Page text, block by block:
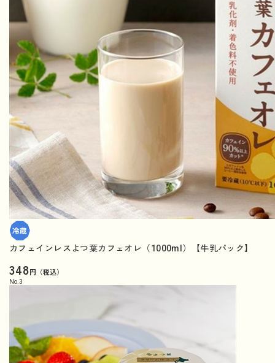
カフェインレスよつ葉カフェオレ（1000ml）【牛乳パック】
348円（税込）
No. 3